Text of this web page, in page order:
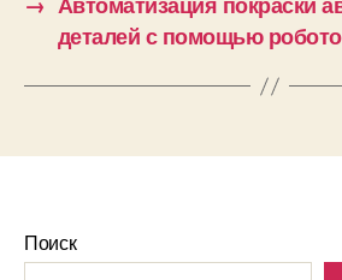
деталей с помощью
Поиск